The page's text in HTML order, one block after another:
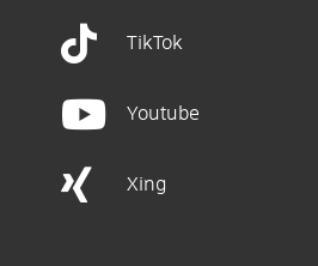
TikTok
Youtube
Xing